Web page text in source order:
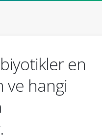
en
ve hangi